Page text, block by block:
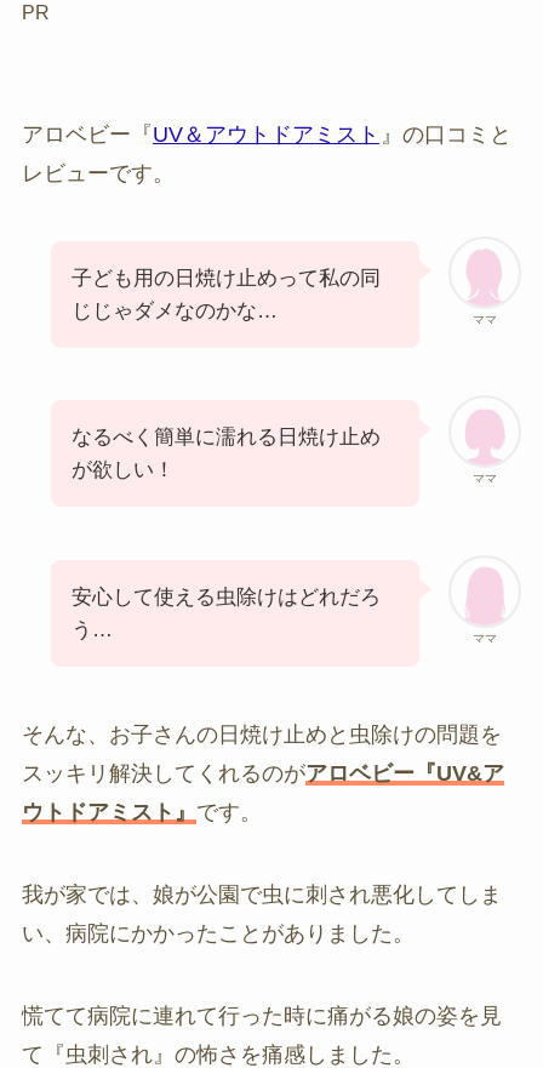
PR
アロベビー『UV＆アウトドアミスト 』の口コミと
レビューです。
ママ
子ども用の日焼け止めって私の同
じじゃダメなのかな…
ママ
なるべく簡単に濡れる日焼け止め
が欲しい！
ママ
安心して使える虫除けはどれだろ
う…
そんな、お子さんの日焼け止めと虫除けの問題を
スッキリ解決してくれるのがアロベビー『UV&ア
ウトドアミスト』 です。
我が家では、娘が公園で虫に刺され悪化してしま
い、病院にかかったことがありました。
慌てて病院に連れて行った時に痛がる娘の姿を見
て『虫刺され』の怖さを痛感しました。